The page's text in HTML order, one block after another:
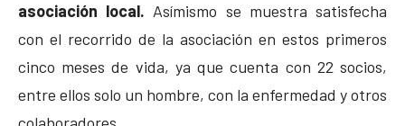
asociación local. Asímismo se muestra satisfecha
con el recorrido de la asociación en estos primeros
cinco meses de vida, ya que cuenta con 22 socios,
entre ellos solo un hombre, con la enfermedad y otros